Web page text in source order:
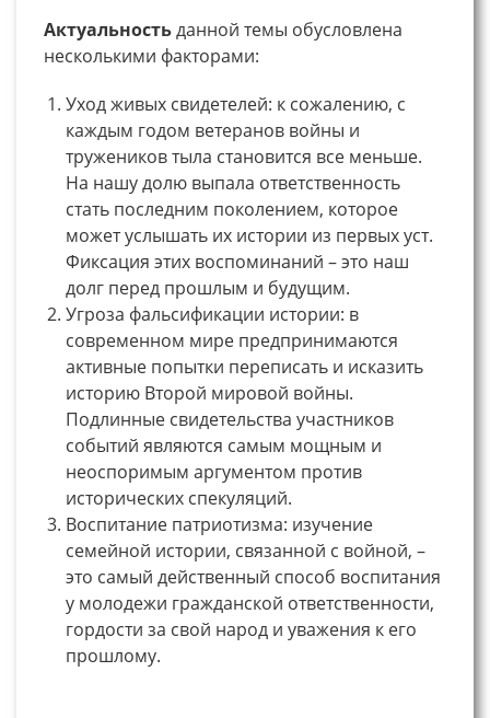
Актуальностьданной темы обусловлена
несколькими факторами:
Уход живых свидетелей: к сожалению, с
каждым годом ветеранов войны и
тружеников тыла становится все меньше.
На нашу долю выпала ответственность
стать последним поколением, которое
может услышать их истории из первых уст.
Фиксация этих воспоминаний – это наш
долг перед прошлым и будущим.
Угроза фальсификации истории: в
современном мире предпринимаются
активные попытки переписать и исказить
историю Второй мировой войны.
Подлинные свидетельства участников
событий являются самым мощным и
неоспоримым аргументом против
исторических спекуляций.
Воспитание патриотизма: изучение
семейной истории, связанной с войной, –
это самый действенный способ воспитания
у молодежи гражданской ответственности,
гордости за свой народ и уважения к его
прошлому.